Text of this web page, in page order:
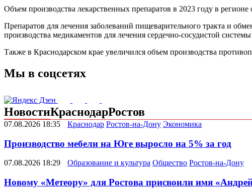
Объем производства лекарственных препаратов в 2023 году в
Препаратов для лечения заболеваний пищеварительного тракта и
производства медикаментов для лечения сердечно-сосудистой
Также в Краснодарском крае увеличился объем производства
Мы в соцсетях
НовостиКраснодарРостов
07.08.2026 18:35 Краснодар Ростов-на-Дону Экономика
Производство мебели на Юге выросло на 5% за год
07.08.2026 18:29 Образование и культура Общество Ростов-на-Дону
Новому «Метеору» для Ростова присвоили имя